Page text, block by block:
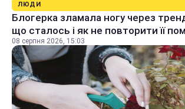
ЛЮДИ
Блогерка зламала ногу через
що сталось і як не повторити її
08 серпня 2026, 15:03